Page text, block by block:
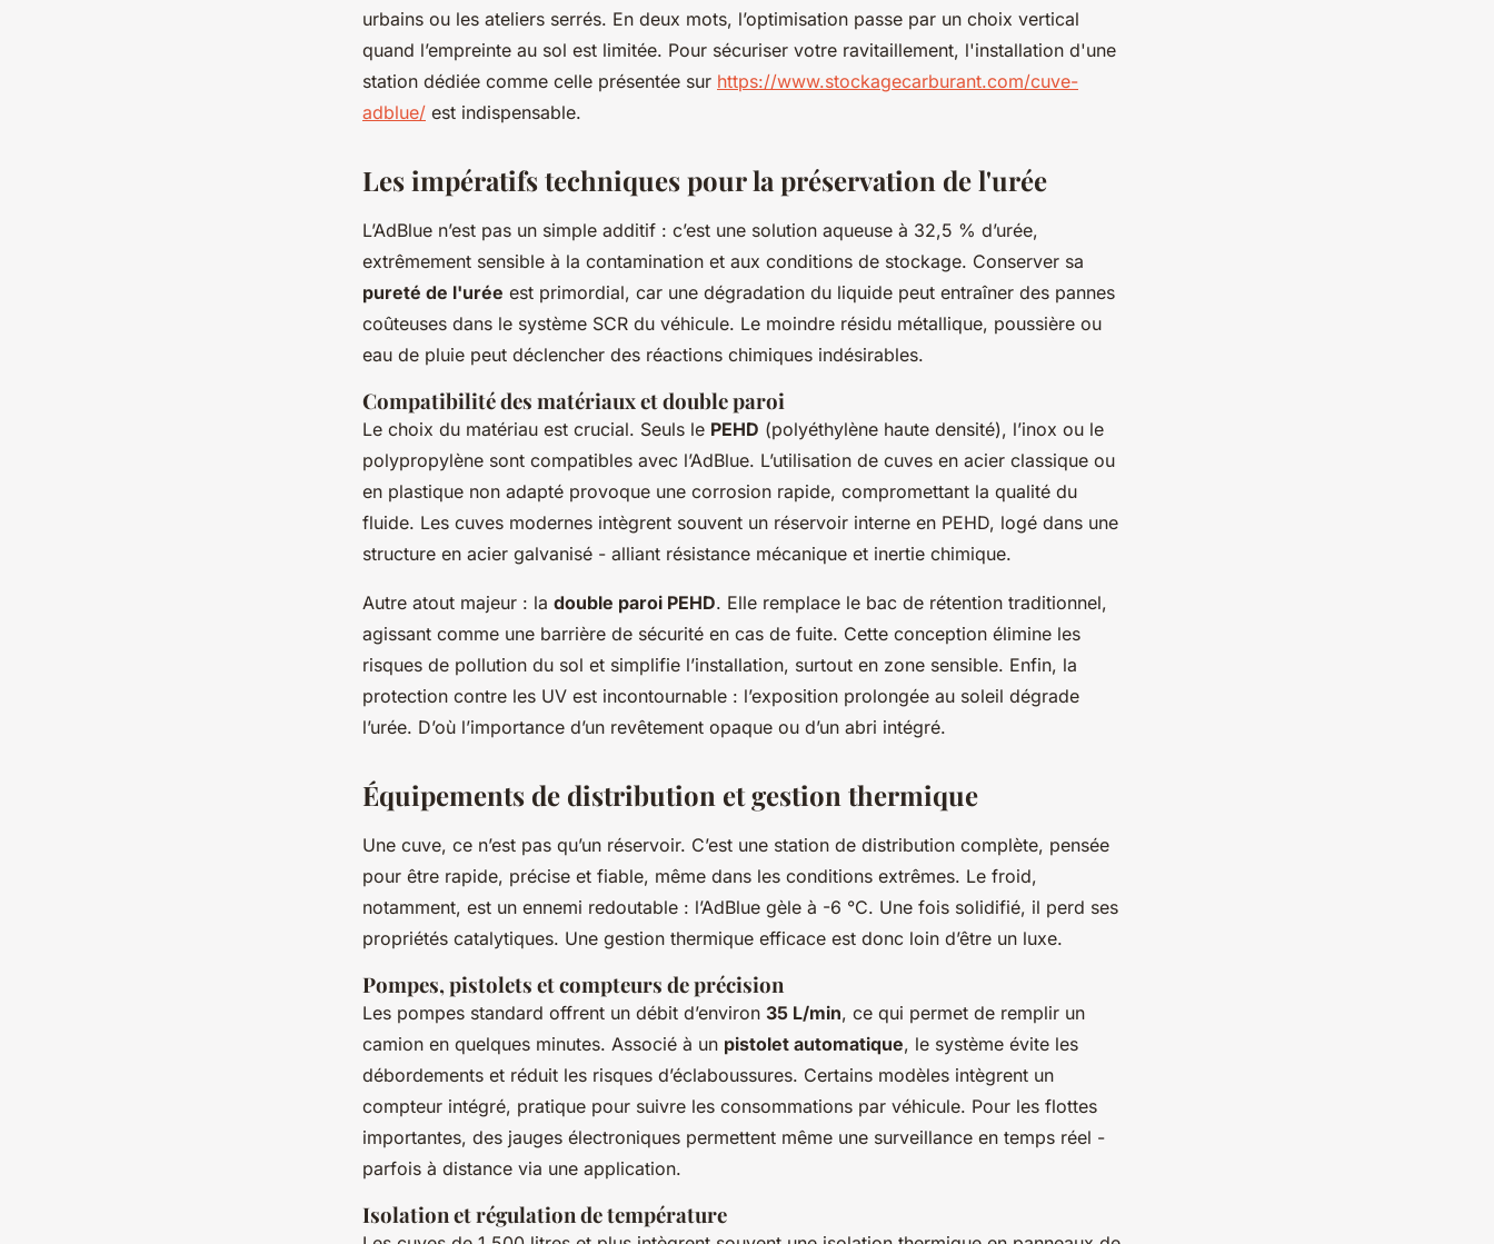
urbains ou les ateliers serrés. En deux mots, l’optimisation passe par un choix vertical
quand l’empreinte au sol est limitée. Pour sécuriser votre ravitaillement, l'installation d'une
station dédiée comme celle présentée sur https://www.stockagecarburant.com/cuve-
adblue/ est indispensable.
Les impératifs techniques pour la préservation de l'urée
L’AdBlue n’est pas un simple additif : c’est une solution aqueuse à 32,5 % d’urée,
extrêmement sensible à la contamination et aux conditions de stockage. Conserver sa
pureté de l'urée est primordial, car une dégradation du liquide peut entraîner des pannes
coûteuses dans le système SCR du véhicule. Le moindre résidu métallique, poussière ou
eau de pluie peut déclencher des réactions chimiques indésirables.
Compatibilité des matériaux et double paroi
Le choix du matériau est crucial. Seuls le PEHD (polyéthylène haute densité), l’inox ou le
polypropylène sont compatibles avec l’AdBlue. L’utilisation de cuves en acier classique ou
en plastique non adapté provoque une corrosion rapide, compromettant la qualité du
fluide. Les cuves modernes intègrent souvent un réservoir interne en PEHD, logé dans une
structure en acier galvanisé - alliant résistance mécanique et inertie chimique.
Autre atout majeur : la double paroi PEHD. Elle remplace le bac de rétention traditionnel,
agissant comme une barrière de sécurité en cas de fuite. Cette conception élimine les
risques de pollution du sol et simplifie l’installation, surtout en zone sensible. Enfin, la
protection contre les UV est incontournable : l’exposition prolongée au soleil dégrade
l’urée. D’où l’importance d’un revêtement opaque ou d’un abri intégré.
Équipements de distribution et gestion thermique
Une cuve, ce n’est pas qu’un réservoir. C’est une station de distribution complète, pensée
pour être rapide, précise et fiable, même dans les conditions extrêmes. Le froid,
notamment, est un ennemi redoutable : l’AdBlue gèle à -6 °C. Une fois solidifié, il perd ses
propriétés catalytiques. Une gestion thermique efficace est donc loin d’être un luxe.
Pompes, pistolets et compteurs de précision
Les pompes standard offrent un débit d’environ 35 L/min, ce qui permet de remplir un
camion en quelques minutes. Associé à un pistolet automatique, le système évite les
débordements et réduit les risques d’éclaboussures. Certains modèles intègrent un
compteur intégré, pratique pour suivre les consommations par véhicule. Pour les flottes
importantes, des jauges électroniques permettent même une surveillance en temps réel -
parfois à distance via une application.
Isolation et régulation de température